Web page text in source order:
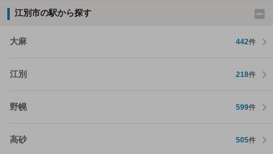
江別市の駅から探す
大麻 442件
江別 218件
野幌 599件
高砂 505件